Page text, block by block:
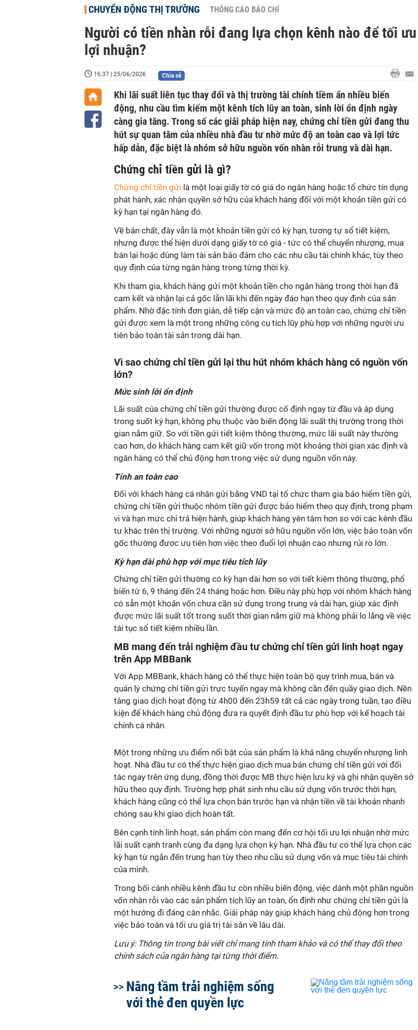
CHUYỂN ĐỘNG THỊ TRƯỜNG THÔNG CÁO BÁO CHÍ
Người có tiền nhàn rỗi đang lựa chọn kênh nào để tối ưu
lợi nhuận?
16:37 | 25/06/2026 Chia sẻ
Khi lãi suất liên tục thay đổi và thị trường tài chính tiềm ẩn nhiều biến
động, nhu cầu tìm kiếm một kênh tích lũy an toàn, sinh lời ổn định ngày
càng gia tăng. Trong số các giải pháp hiện nay, chứng chỉ tiền gửi đang thu
hút sự quan tâm của nhiều nhà đầu tư nhờ mức độ an toàn cao và lợi tức
hấp dẫn, đặc biệt là nhóm sở hữu nguồn vốn nhàn rỗi trung và dài hạn.
Chứng chỉ tiền gửi là gì?
Chứng chỉ tiền gửi là một loại giấy tờ có giá do ngân hàng hoặc tổ chức tín dụng
phát hành, xác nhận quyền sở hữu của khách hàng đối với một khoản tiền gửi có
kỳ hạn tại ngân hàng đó.
Về bản chất, đây vẫn là một khoản tiền gửi có kỳ hạn, tương tự sổ tiết kiệm,
nhưng được thể hiện dưới dạng giấy tờ có giá - tức có thể chuyển nhượng, mua
bán lại hoặc dùng làm tài sản bảo đảm cho các nhu cầu tài chính khác, tùy theo
quy định của từng ngân hàng trong từng thời kỳ.
Khi tham gia, khách hàng gửi một khoản tiền cho ngân hàng trong thời hạn đã
cam kết và nhận lại cả gốc lẫn lãi khi đến ngày đáo hạn theo quy định của sản
phẩm. Nhờ đặc tính đơn giản, dễ tiếp cận và mức độ an toàn cao, chứng chỉ tiền
gửi được xem là một trong những công cụ tích lũy phù hợp với những người ưu
tiên bảo toàn tài sản trong dài hạn.
Vì sao chứng chỉ tiền gửi lại thu hút nhóm khách hàng có nguồn vốn
lớn?
Mức sinh lời ổn định
Lãi suất của chứng chỉ tiền gửi thường được cố định ngay từ đầu và áp dụng
trong suốt kỳ hạn, không phụ thuộc vào biến động lãi suất thị trường trong thời
gian nắm giữ. So với tiền gửi tiết kiệm thông thường, mức lãi suất này thường
cao hơn, do khách hàng cam kết giữ vốn trong một khoảng thời gian xác định và
ngân hàng có thể chủ động hơn trong việc sử dụng nguồn vốn này.
Tính an toàn cao
Đối với khách hàng cá nhân gửi bằng VND tại tổ chức tham gia bảo hiểm tiền gửi,
chứng chỉ tiền gửi thuộc nhóm tiền gửi được bảo hiểm theo quy định, trong phạm
vi và hạn mức chi trả hiện hành, giúp khách hàng yên tâm hơn so với các kênh đầu
tư khác trên thị trường. Với những người sở hữu nguồn vốn lớn, việc bảo toàn vốn
gốc thường được ưu tiên hơn việc theo đuổi lợi nhuận cao nhưng rủi ro lớn.
Kỳ hạn dài phù hợp với mục tiêu tích lũy
Chứng chỉ tiền gửi thường có kỳ hạn dài hơn so với tiết kiệm thông thường, phổ
biến từ 6, 9 tháng đến 24 tháng hoặc hơn. Điều này phù hợp với nhóm khách hàng
có sẵn một khoản vốn chưa cần sử dụng trong trung và dài hạn, giúp xác định
được mức lãi suất tốt trong suốt thời gian nắm giữ mà không phải lo lắng về việc
tái tục sổ tiết kiệm nhiều lần.
MB mang đến trải nghiệm đầu tư chứng chỉ tiền gửi linh hoạt ngay
trên App MBBank
Với App MBBank, khách hàng có thể thực hiện toàn bộ quy trình mua, bán và
quản lý chứng chỉ tiền gửi trực tuyến ngay mà không cần đến quầy giao dịch. Nền
tảng giao dịch hoạt động từ 4h00 đến 23h59 tất cả các ngày trong tuần, tạo điều
kiện để khách hàng chủ động đưa ra quyết định đầu tư phù hợp với kế hoạch tài
chính cá nhân.
Một trong những ưu điểm nổi bật của sản phẩm là khả năng chuyển nhượng linh
hoạt. Nhà đầu tư có thể thực hiện giao dịch mua bán chứng chỉ tiền gửi với đối
tác ngay trên ứng dụng, đồng thời được MB thực hiện lưu ký và ghi nhận quyền sở
hữu theo quy định. Trường hợp phát sinh nhu cầu sử dụng vốn trước thời hạn,
khách hàng cũng có thể lựa chọn bán trước hạn và nhận tiền về tài khoản nhanh
chóng sau khi giao dịch hoàn tất.
Bên cạnh tính linh hoạt, sản phẩm còn mang đến cơ hội tối ưu lợi nhuận nhờ mức
lãi suất cạnh tranh cùng đa dạng lựa chọn kỳ hạn. Nhà đầu tư có thể lựa chọn các
kỳ hạn từ ngắn đến trung hạn tùy theo nhu cầu sử dụng vốn và mục tiêu tài chính
của mình.
Trong bối cảnh nhiều kênh đầu tư còn nhiều biến động, việc dành một phần nguồn
vốn nhàn rỗi vào các sản phẩm tích lũy an toàn, ổn định như chứng chỉ tiền gửi là
một hướng đi đáng cân nhắc. Giải pháp này giúp khách hàng chủ động hơn trong
việc bảo toàn và tối ưu giá trị tài sản về lâu dài.
Lưu ý: Thông tin trong bài viết chỉ mang tính tham khảo và có thể thay đổi theo
chính sách của ngân hàng tại từng thời điểm.
Nâng tầm trải nghiệm sống
với thẻ đen quyền lực